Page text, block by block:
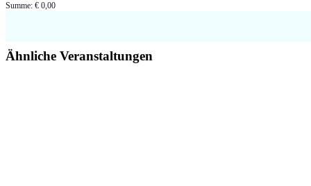
Kök
Ticketsanzahl
Kök
Summe: € 0,00
Ähnliche Veranstaltungen